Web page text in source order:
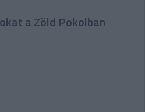
a Zöld Pokolban